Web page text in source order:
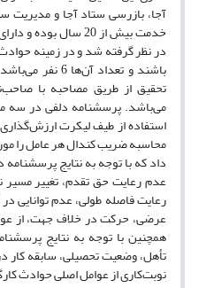
آجا، بازرسی ستاد آجا و مدیریت
خدمت بیش از 20 سال
در نظر گرفته شد و در زمینه
باشند و تعداد
تحقیق از طریق مصاحبه با
می‌باشد. پرسشنامه دلفی در سه
استفاده از طیف لیکرت
محاسبه ضریب کندال هر عامل را
داد که با توجه به نتایج
عدم رعایت حق تقدم، تغییر مسیر
رعایت فاصله طولی، عدم توانایی
عرضی، حرکت در خلاف جهت، از
همچنین با توجه به نتایج
تأهل، وضعیت تحصیلی، سابقه کار
نوبت‌کاری از عوامل اصلی حوادث